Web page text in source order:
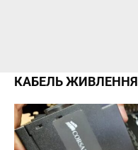
КАБЕЛЬ ЖИВЛЕННЯ